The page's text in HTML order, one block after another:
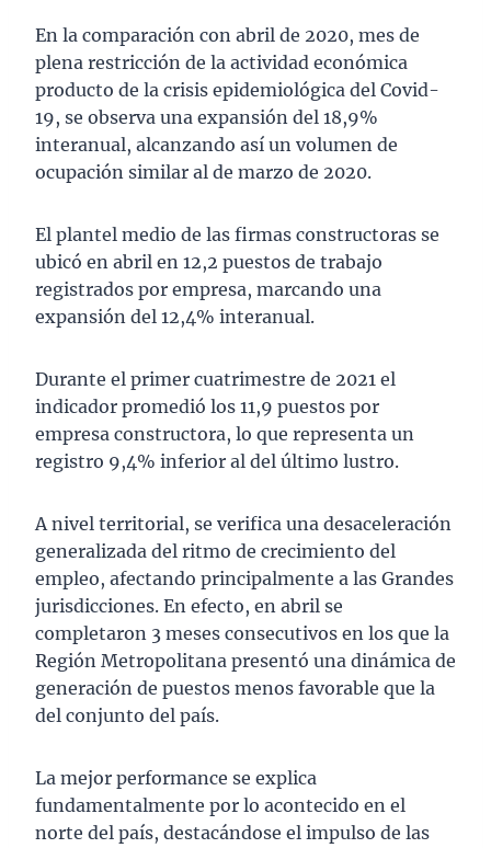
En la comparación con abril de 2020, mes de
plena restricción de la actividad económica
producto de la crisis epidemiológica del Covid-
19, se observa una expansión del 18,9%
interanual, alcanzando así un volumen de
ocupación similar al de marzo de 2020.
El plantel medio de las firmas constructoras se
ubicó en abril en 12,2 puestos de trabajo
registrados por empresa, marcando una
expansión del 12,4% interanual.
Durante el primer cuatrimestre de 2021 el
indicador promedió los 11,9 puestos por
empresa constructora, lo que representa un
registro 9,4% inferior al del último lustro.
A nivel territorial, se verifica una desaceleración
generalizada del ritmo de crecimiento del
empleo, afectando principalmente a las Grandes
jurisdicciones. En efecto, en abril se
completaron 3 meses consecutivos en los que la
Región Metropolitana presentó una dinámica de
generación de puestos menos favorable que la
del conjunto del país.
La mejor performance se explica
fundamentalmente por lo acontecido en el
norte del país, destacándose el impulso de las